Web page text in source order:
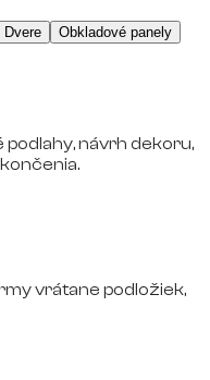
Dvere
Obkladové panely
návrh dekoru,
vrátane podložiek,